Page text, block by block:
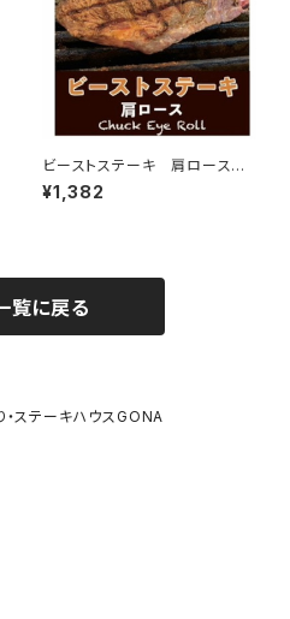
ビーストステーキ 肩ロース 2
00g
¥1,382
覧に戻る
ステーキハウスGONA